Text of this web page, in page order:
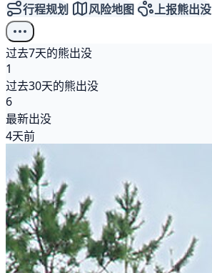
行程规划 风险地图 上报熊出没
过去7天的熊出没
1
过去30天的熊出没
6
最新出没
4天前